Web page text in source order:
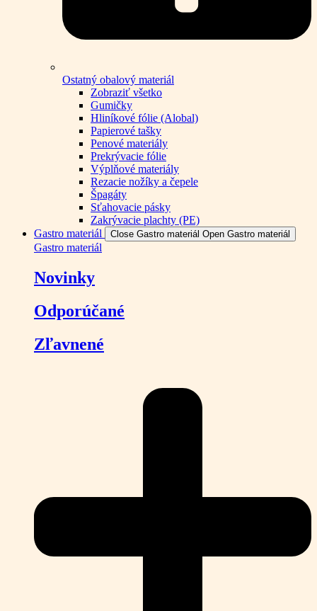
Ostatný obalový materiál
Zobraziť všetko
Gumičky
Hliníkové fólie (Alobal)
Papierové tašky
Penové materiály
Prekrývacie fólie
Výplňové materiály
Rezacie nožíky a čepele
Špagáty
Sťahovacie pásky
Zakrývacie plachty (PE)
Gastro materiál
Close Gastro materiál Open Gastro materiál
Gastro materiál
Novinky
Odporúčané
Zľavnené